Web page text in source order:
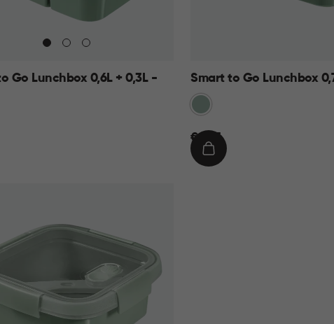
Go Lunchbox 0,6L + 0,3L -
Smart to Go Lunchbox
Groen
€
7,95
€ 7,95
IN